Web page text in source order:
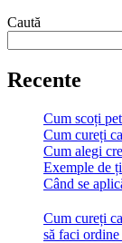
Caută
Recente
Cum scoți
Cum cureți
Cum alegi
Exemple de
Când se
Cum cureți
să faci